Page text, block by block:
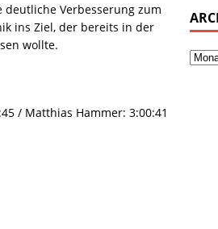
Verbesserung zum
ins Ziel, der bereits in der
wollte.
/ Matthias Hammer: 3:00:41